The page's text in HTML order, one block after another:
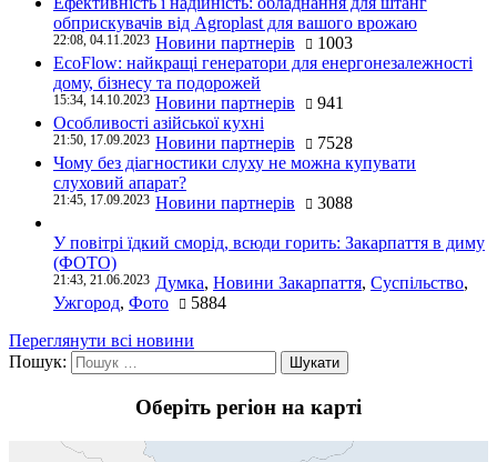
обприскувачів від Agroplast для вашого врожаю
22:08, 04.11.2023 Новини партнерів
1003
EcoFlow: найкращі генератори для енергонезалежності
дому, бізнесу та подорожей
15:34, 14.10.2023 Новини партнерів
941
Особливості азійської кухні
21:50, 17.09.2023 Новини партнерів
7528
Чому без діагностики слуху не можна купувати
слуховий апарат?
21:45, 17.09.2023 Новини партнерів 3088
У повітрі їдкий сморід, всюди горить: Закарпаття в диму
(ФОТО)
21:43, 21.06.2023 Думка, Новини Закарпаття, Суспільство,
Ужгород, Фото
5884
Переглянути всі новини
Пошук:
Оберіть регіон на карті